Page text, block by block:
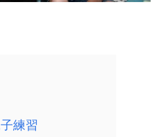
練習